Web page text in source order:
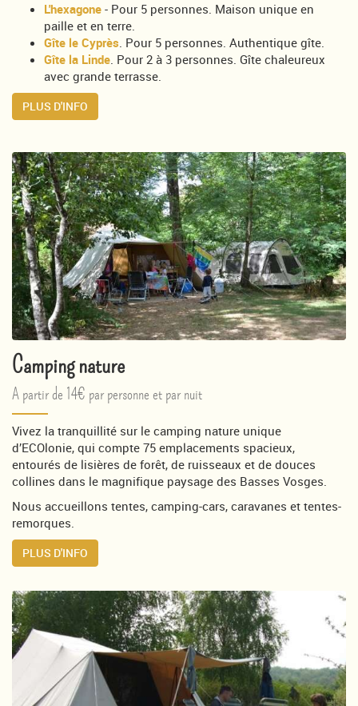
L'hexagone - Pour 5 personnes. Maison unique en
paille et en terre.
Gîte le Cyprès. Pour 5 personnes. Authentique gîte.
Gîte la Linde. Pour 2 à 3 personnes. Gîte chaleureux
avec grande terrasse.
PLUS D'INFO
Camping nature
A partir de 14€ par personne et par nuit
Vivez la tranquillité sur le camping nature unique
d’ECOlonie, qui compte 75 emplacements spacieux,
entourés de lisières de forêt, de ruisseaux et de douces
collines dans le magnifique paysage des Basses Vosges.
Nous accueillons tentes, camping-cars, caravanes et tentes-
remorques.
PLUS D'INFO